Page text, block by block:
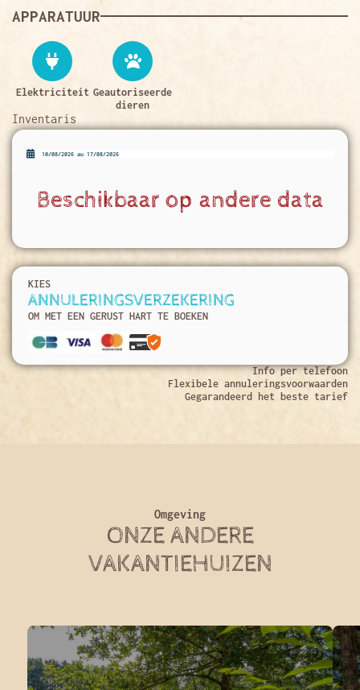
APPARATUUR
Elektriciteit Geautoriseerde
dieren
Inventaris
Beschikbaar op andere data
KIES
ANNULERINGSVERZEKERING
OM MET EEN GERUST HART TE BOEKEN
Info per telefoon
Flexibele annuleringsvoorwaarden
Gegarandeerd het beste tarief
Omgeving
ONZE ANDERE
VAKANTIEHUIZEN